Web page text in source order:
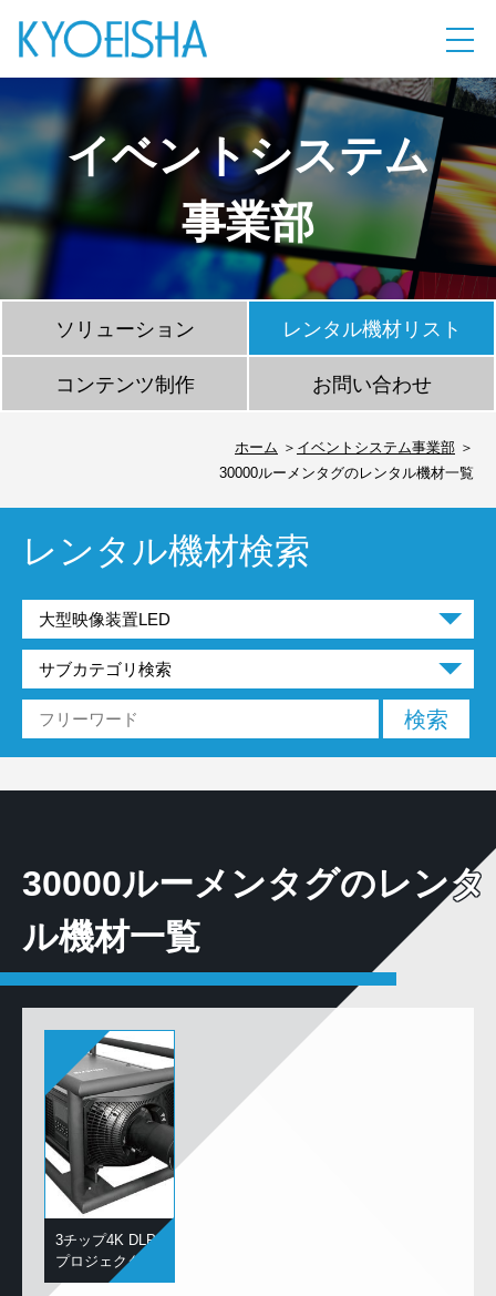
イベントシステム
事業部
ソリューション レンタル機材リスト
コンテンツ制作 お問い合わせ
ホーム
イベントシステム事業部
30000ルーメンタグのレンタル機材一覧
レンタル機材検索
30000ルーメンタグのレンタ
ル機材一覧
3チップ4K DLP
プロジェクター